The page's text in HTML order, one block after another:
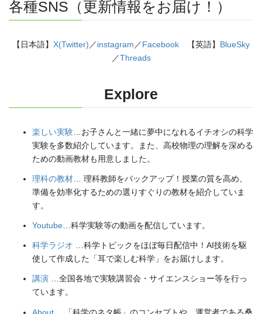
各種SNS（更新情報をお届け！）
【日本語】 X(Twitter) ／instagram ／Facebook 【英語】 BlueSky
／Threads
Explore
楽しい実験 …お子さんと一緒に夢中になれるイチオシの科学
実験を多数紹介しています。また、高校物理の理解を深める
ための動画教材も用意しました。
理科の教材 … 理科教師をバックアップ！授業の質を高め、
準備を効率化するための選りすぐりの教材を紹介していま
す。
Youtube …科学実験等の動画を配信しています。
科学ラジオ …科学トピックをほぼ毎日配信中！AI技術を駆
使して作成した「耳で楽しむ科学」をお届けします。
講演 …全国各地で実験講習会・サイエンスショー等を行っ
ています。
About …「科学のネタ帳」のコンセプトや、運営者である桑